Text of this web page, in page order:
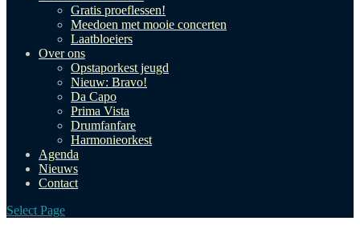
Gratis proeflessen!
Meedoen met mooie concerten
Laatbloeiers
Over ons
Opstaporkest jeugd
Nieuw: Bravo!
Da Capo
Prima Vista
Drumfanfare
Harmonieorkest
Agenda
Nieuws
Contact
Select Page